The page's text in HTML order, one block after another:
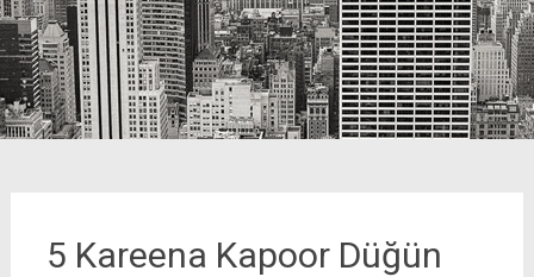
5 Kareena Kapoor Düğün